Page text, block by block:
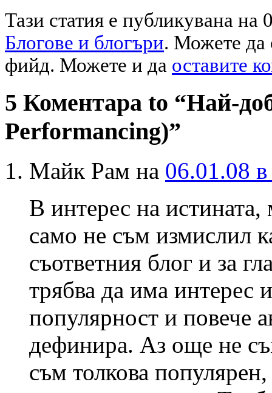
Тази статия е публикувана на
Блогове и блогъри. Можете да
фийд. Можете и да оставите
5 Коментара to “Най-
Performancing)”
Майк Рам на 06.01.08
В интерес на
само не съм измислил
съответния блог и за
трябва да има интерес
популярност и повече
дефинира. Аз още не
съм толкова